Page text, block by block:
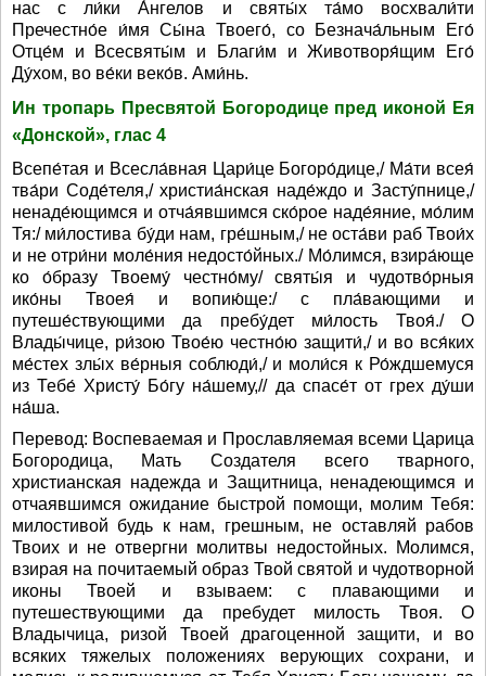
нас с ли́ки А́нгелов и святы́х та́мо восхвали́ти
Пречестно́е и́мя Сы́на Твоего́, со Безнача́льным Его́
Отце́м и Всесвяты́м и Благи́м и Животворя́щим Его́
Ду́хом, во ве́ки веко́в. Ами́нь.
Ин тропарь Пресвятой Богородице пред иконой Ея
«Донской», глас 4
Всепе́тая и Всесла́вная Цари́це Богоро́дице,/ Ма́ти всея́
тва́ри Соде́теля,/ христиа́нская наде́ждо и Засту́пнице,/
ненаде́ющимся и отча́явшимся ско́рое наде́яние, мо́лим
Тя:/ ми́лостива бу́ди нам, гре́шным,/ не оста́ви раб Твои́х
и не отри́ни моле́ния недосто́йных./ Мо́лимся, взира́юще
ко о́бразу Твоему́ честно́му/ святы́я и чудотво́рныя
ико́ны Твоея́ и вопию́ще:/ с пла́вающими и
путеше́ствующими да пребу́дет ми́лость Твоя́./ О
Влады́чице, ри́зою Твое́ю честно́ю защити́,/ и во вся́ких
ме́стех злы́х ве́рныя соблюди́,/ и моли́ся к Ро́ждшемуся
из Тебе́ Христу́ Бо́гу на́шему,// да спасе́т от грех ду́ши
на́ша.
Перевод: Воспеваемая и Прославляемая всеми Царица
Богородица, Мать Создателя всего тварного,
христианская надежда и Защитница, ненадеющимся и
отчаявшимся ожидание быстрой помощи, молим Тебя:
милостивой будь к нам, грешным, не оставляй рабов
Твоих и не отвергни молитвы недостойных. Молимся,
взирая на почитаемый образ Твой святой и чудотворной
иконы Твоей и взываем: с плавающими и
путешествующими да пребудет милость Твоя. О
Владычица, ризой Твоей драгоценной защити, и во
всяких тяжелых положениях верующих сохрани, и